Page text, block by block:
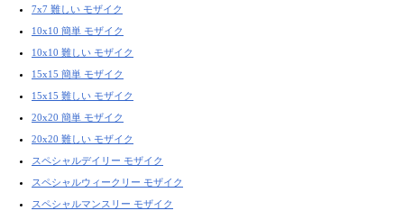
7x7 難しい モザイク
10x10 簡単 モザイク
10x10 難しい モザイク
15x15 簡単 モザイク
15x15 難しい モザイク
20x20 簡単 モザイク
20x20 難しい モザイク
スペシャルデイリー モザイク
スペシャルウィークリー モザイク
スペシャルマンスリー モザイク